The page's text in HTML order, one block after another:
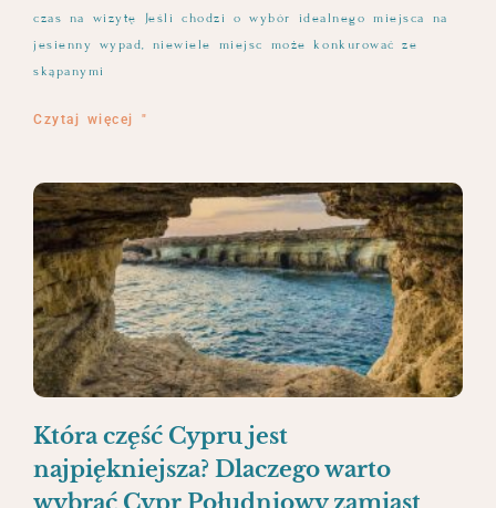
czas na wizytę Jeśli chodzi o wybór idealnego miejsca na
jesienny wypad, niewiele miejsc może konkurować ze
skąpanymi
Czytaj więcej "
Która część Cypru jest
najpiękniejsza? Dlaczego warto
wybrać Cypr Południowy zamiast